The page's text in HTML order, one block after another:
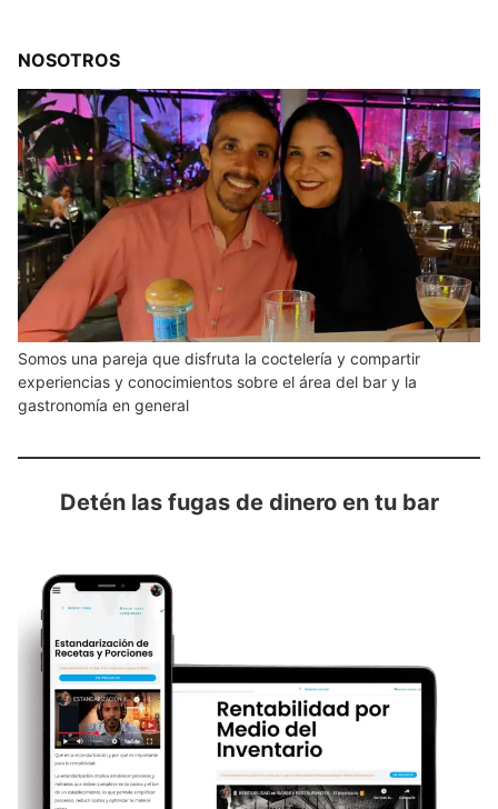
NOSOTROS
Somos una pareja que disfruta la coctelería y compartir
experiencias y conocimientos sobre el área del bar y la
gastronomía en general
Detén las fugas de dinero en tu bar